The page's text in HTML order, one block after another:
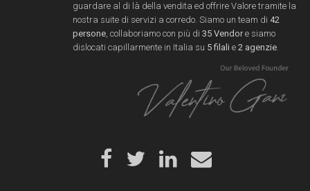
guardare al di là della vendita ed offrire Valore tramite la
nostra suite di servizi a corredo. Siamo un team di 42
persone, collaboriamo con più di 35 Vendore siamo
dislocati capillarmente in Italia su 5 filali e 2 agenzie.